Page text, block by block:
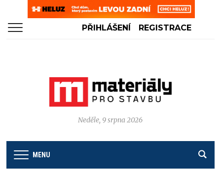
PŘIHLÁŠENÍ REGISTRACE
Neděle, 9 srpna 2026
MENU